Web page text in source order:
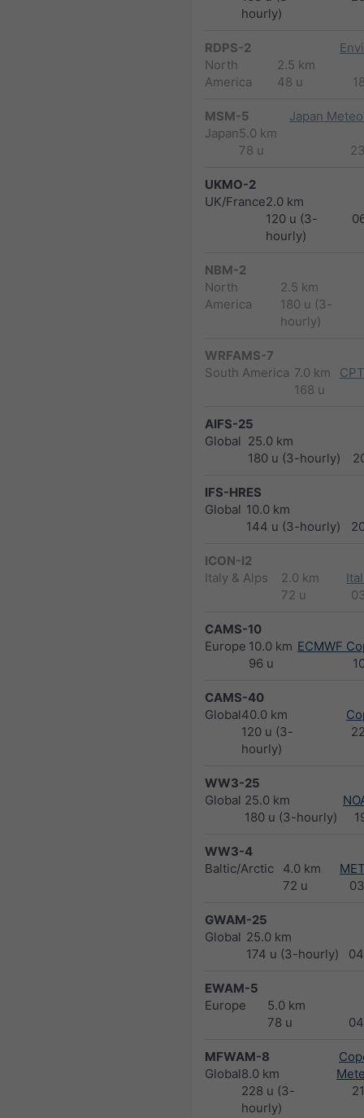
hourly)
RDPS-2
North
America
2.5 km
48 u
MSM-5
Japan5.0 km
78 u
Japan
UKMO-2
UK/France2.0 km
120 u (3-
hourly)
NBM-2
North
America
2.5 km
180 u (3-
hourly)
WRFAMS-7
South America 7.0 km
168 u
AIFS-25
Global 25.0 km
180 u (3-hourly)
IFS-HRES
Global 10.0 km
144 u (3-hourly)
ICON-I2
Italy & Alps
2.0 km
72 u
CAMS-10
Europe 10.0 km
96 u
ECMWF
CAMS-40
Global40.0 km
120 u (3-
hourly)
WW3-25
Global 25.0 km
180 u (3-hourly)
WW3-4
Baltic/Arctic
4.0 km
72 u
GWAM-25
Global 25.0 km
174 u (3-hourly)
EWAM-5
Europe
5.0 km
78 u
MFWAM-8
Global8.0 km
228 u (3-
hourly)